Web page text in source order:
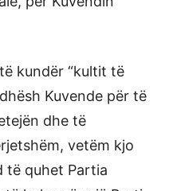
kundër “kultit të
Kuvende për të
dhe të
vetëm kjo
të quhet Partia